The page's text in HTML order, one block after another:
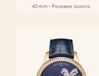
40 mm - Розовое золото